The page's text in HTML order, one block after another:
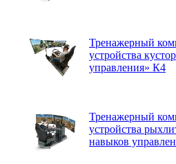
Тренажерный
устройства
управления» К4
Тренажерный
устройства
навыков